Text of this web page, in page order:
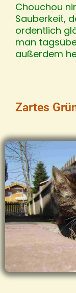
Chouchou
Sauberkeit,
ordentlich
man
außerdem
Zartes